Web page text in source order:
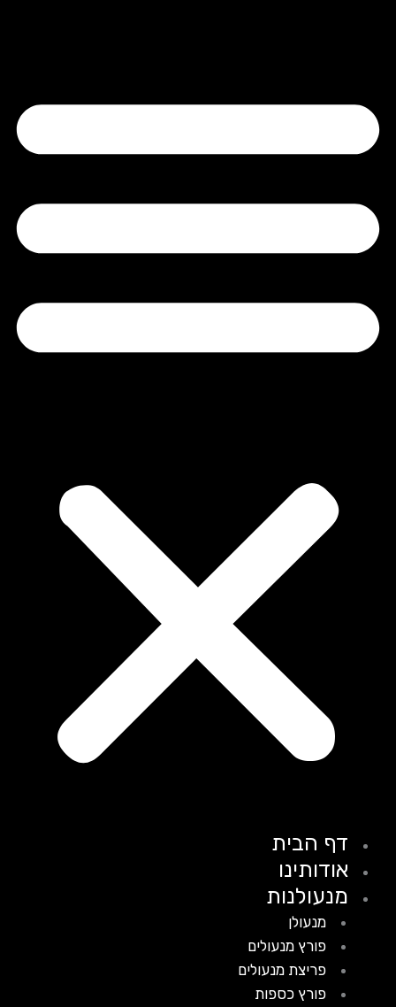
דף הבית
אודותינו
מנעולנות
מנעולן
פורץ מנעולים
פריצת מנעולים
פורץ כספות